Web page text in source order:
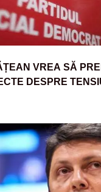
VREA SĂ
DESPRE